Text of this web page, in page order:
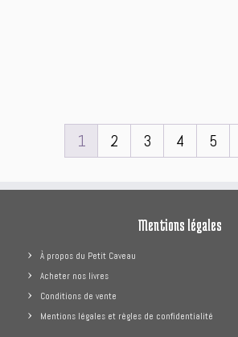
1 2 3 4 5
Mentions légales
À propos du Petit Caveau
Acheter nos livres
Conditions de vente
Mentions légales et règles de confidentialité